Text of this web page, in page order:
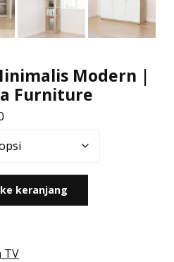
Modern |
Furniture
Rp840.000
Rp1.726.000
keranjang
TV